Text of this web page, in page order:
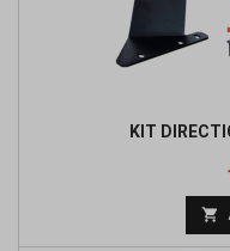
KIT
